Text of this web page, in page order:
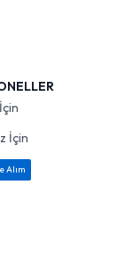
İçin
Alım